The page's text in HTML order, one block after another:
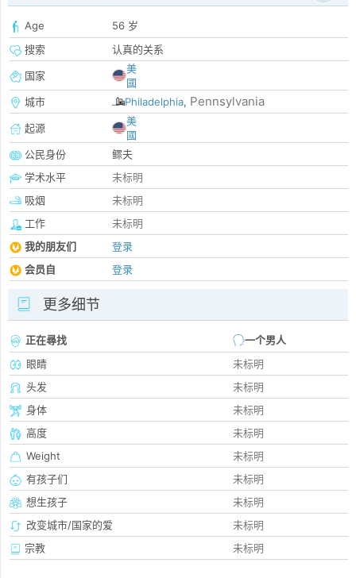
Age
56 岁
搜索
认真的关系
国家
美
國
城市
Philadelphia, Pennsylvania
起源
美
國
公民身份
鳏夫
学术水平
未标明
吸烟
未标明
工作
未标明
我的朋友们
登录
会员自
登录
更多细节
正在尋找
一个男人
眼睛
未标明
头发
未标明
身体
未标明
高度
未标明
Weight
未标明
有孩子们
未标明
想生孩子
未标明
改变城市/国家的爱
未标明
宗教
未标明